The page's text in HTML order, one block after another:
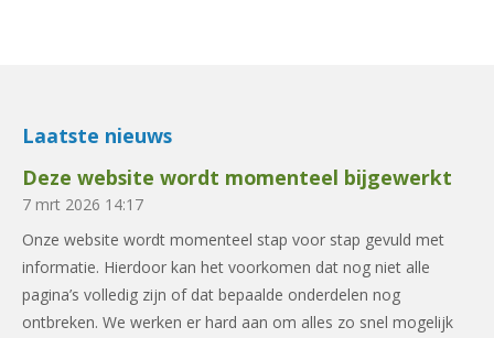
Laatste nieuws
Deze website wordt momenteel bijgewerkt
7 mrt 2026 14:17
Onze website wordt momenteel stap voor stap gevuld met
informatie. Hierdoor kan het voorkomen dat nog niet alle
pagina’s volledig zijn of dat bepaalde onderdelen nog
ontbreken. We werken er hard aan om alles zo snel mogelijk